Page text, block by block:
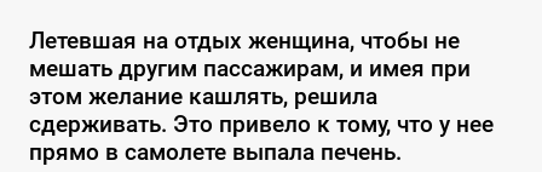
Летевшая на отдых женщина, чтобы не
мешать другим пассажирам, и имея при
этом желание кашлять, решила
сдерживать. Это привело к тому, что у нее
прямо в самолете выпала печень.